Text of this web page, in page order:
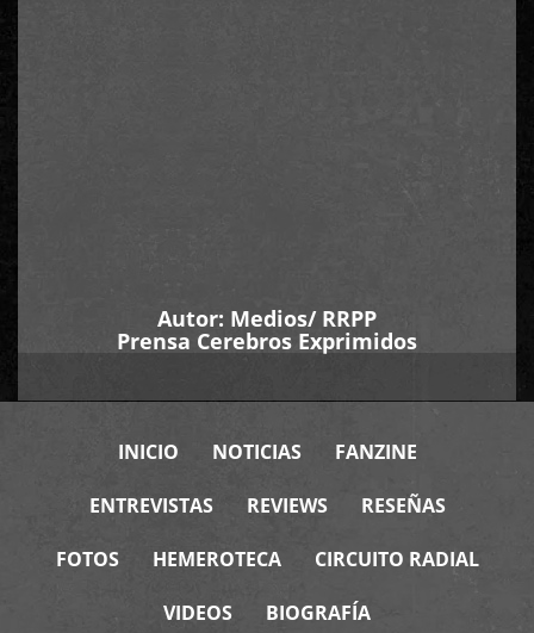
Autor: Medios/ RRPP
Prensa Cerebros Exprimidos
INICIO NOTICIAS FANZINE
ENTREVISTAS REVIEWS RESEÑAS
FOTOS HEMEROTECA CIRCUITO RADIAL
VIDEOS BIOGRAFÍA